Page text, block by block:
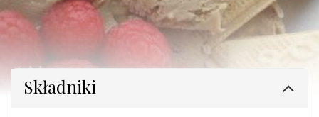
Składniki